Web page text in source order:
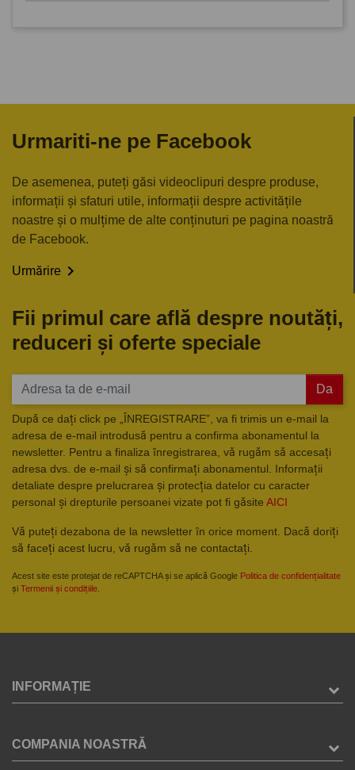
Urmariti-ne pe Facebook
De asemenea, puteți găsi videoclipuri despre produse,
informații și sfaturi utile, informații despre activitățile
noastre și o mulțime de alte conținuturi pe pagina noastră
de Facebook.
Urmărire 
Fii primul care află despre noutăți,
reduceri și oferte speciale
Da
După ce dați click pe „ÎNREGISTRARE”, va fi trimis un e-mail la
adresa de e-mail introdusă pentru a confirma abonamentul la
newsletter. Pentru a finaliza înregistrarea, vă rugăm să accesați
adresa dvs. de e-mail și să confirmați abonamentul. Informații
detaliate despre prelucrarea și protecția datelor cu caracter
personal și drepturile persoanei vizate pot fi găsite AICI
Vă puteți dezabona de la newsletter în orice moment. Dacă doriți
să faceți acest lucru, vă rugăm să ne contactați.
Acest site este protejat de reCAPTCHA și se aplică Google Politica de confidențialitate
și Termenii și condițiile
INFORMAȚIE
COMPANIA NOASTRĂ